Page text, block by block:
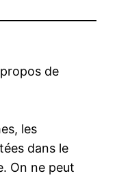
de
les
dans le
On ne peut